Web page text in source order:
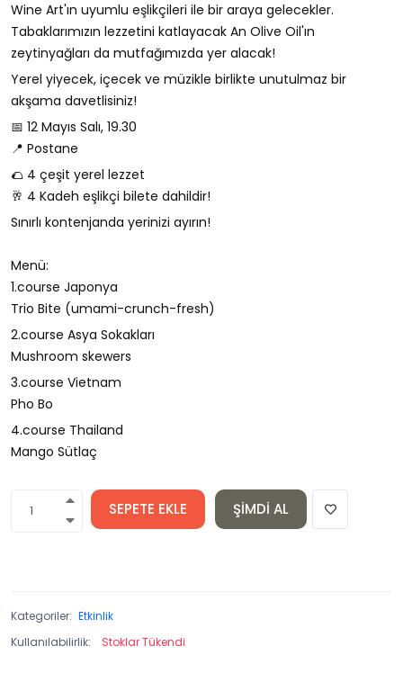
Wine Art'ın uyumlu eşlikçileri ile bir araya gelecekler.
Tabaklarımızın lezzetini katlayacak An Olive Oil'ın
zeytinyağları da mutfağımızda yer alacak!
Yerel yiyecek, içecek ve müzikle birlikte unutulmaz bir
akşama davetlisiniz!
📅 12 Mayıs Salı, 19.30
📍 Postane
🌮 4 çeşit yerel lezzet
🥂 4 Kadeh eşlikçi bilete dahildir!
Sınırlı kontenjanda yerinizi ayırın!
Menü:
1.course Japonya
Trio Bite (umami-crunch-fresh)
2.course Asya Sokakları
Mushroom skewers
3.course Vietnam
Pho Bo
4.course Thailand
Mango Sütlaç
SEPETE EKLE ŞIMDI AL
Kategoriler: Etkinlik
Kullanılabilirlik:
Stoklar Tükendi